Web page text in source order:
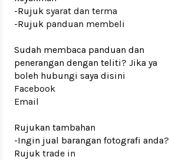
-Rujuk syarat dan terma
-Rujuk panduan membeli
Sudah membaca panduan dan
penerangan dengan teliti? Jika ya
boleh hubungi saya disini
Facebook
Email
Rujukan tambahan
-Ingin jual barangan fotografi anda?
Rujuk trade in